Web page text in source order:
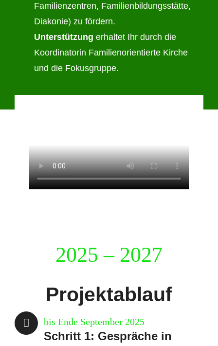
Familienzentren, Familienbildungsstätte,
Diakonie) zu fördern.
Unterstützung erhaltet Ihr durch die
Koordinatorin Familienorientierte Kirche
und die Fokusgruppe.
2025 – 2027
Projektablauf
bis Ende September 2025
Schritt 1: Gespräche in